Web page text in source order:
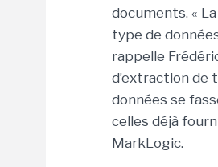
documents. «
type de
rappelle
d’extraction de
données se
celles déjà
MarkLogic.